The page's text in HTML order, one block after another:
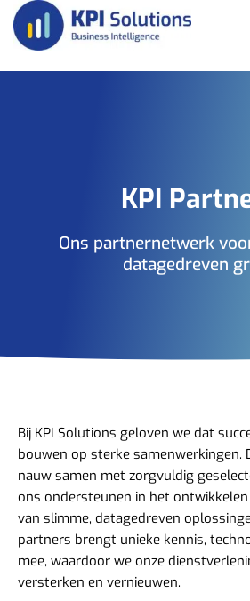
KPI
Ons partnernetwerk
datagedreven
Bij KPI Solutions geloven we dat
bouwen op sterke samenwerkingen.
nauw samen met zorgvuldig
ons ondersteunen in het
van slimme, datagedreven
partners brengt unieke kennis,
mee, waardoor we onze
versterken en vernieuwen.